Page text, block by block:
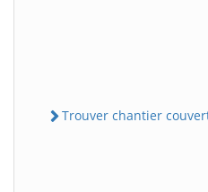
Trouver chantier